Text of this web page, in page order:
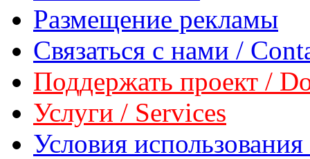
Размещение рекламы
Связаться с нами /
Поддержать проект /
Услуги / Services
Условия